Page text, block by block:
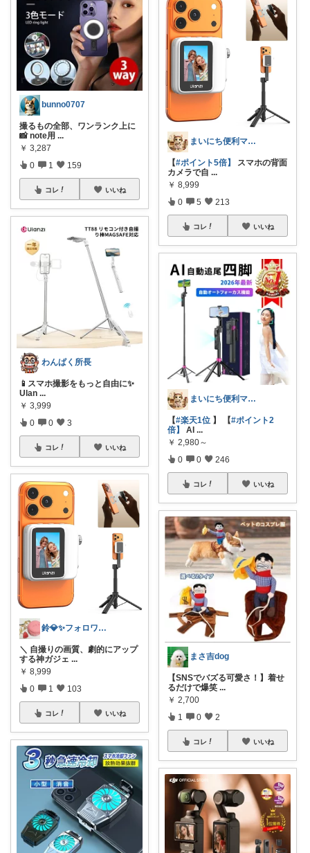
bunno0707
撮るもの全部、ワンランク上に
📸 note用 ...
￥ 3,287
0 1 159
コレ いいね
わんぱく所長
📱スマホ撮影をもっと自由に✨
Ulan ...
￥ 3,999
0 0 3
コレ いいね
鈴💎✨フォロワさん経由購入❤️ご購入感謝
＼ 自撮りの画質、劇的にアップ
する神ガジェ ...
￥ 8,999
0 1 103
コレ いいね
まいにち便利マーケット
【#ポイント5倍】
スマホの背面
カメラで自 ...
￥ 8,999
0 5 213
コレ いいね
まいにち便利マーケット
【#楽天1位 】 【#ポイント2
倍】
AI ...
￥ 2,980～
0 0 246
コレ いいね
まさ吉dog
【SNSでバズる可愛さ！】着せ
るだけで爆笑 ...
￥ 2,700
1 0 2
コレ いいね